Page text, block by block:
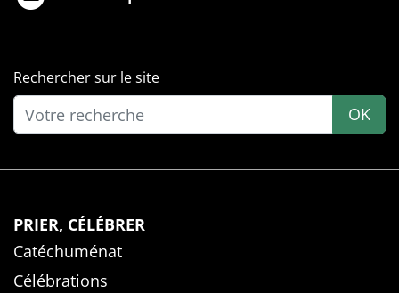
Rechercher sur le site
OK
PRIER, CÉLÉBRER
Catéchuménat
Célébrations